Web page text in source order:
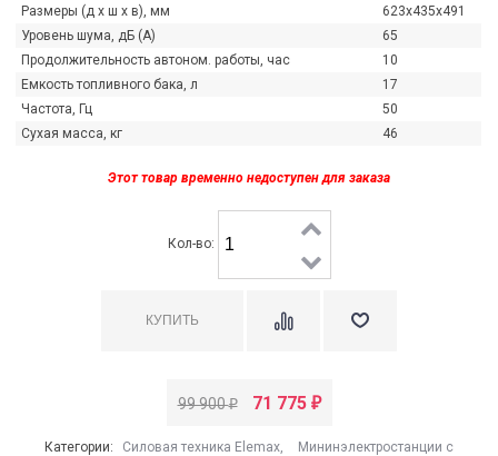
далее →
Читать далее
Размеры (д x ш x в), мм
623х435х491
Уровень шума, дБ (А)
65
Продолжительность автоном. работы, час
10
Емкость топливного бака, л
17
Частота, Гц
50
Сухая масса, кг
46
Этот товар временно недоступен для заказа
Кол-во:
99 900₽ 71 775 ₽
Категории: Силовая техника Elemax,
Мининэлектростанции с